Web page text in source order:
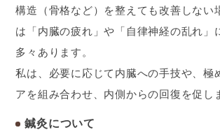
構造（骨格など）を整えても改善しない
は「内臓の疲れ」や「自律神経の乱れ」
多々あります。
私は、必要に応じて内臓への手技や、極
アを組み合わせ、内側からの回復を促し
鍼灸について